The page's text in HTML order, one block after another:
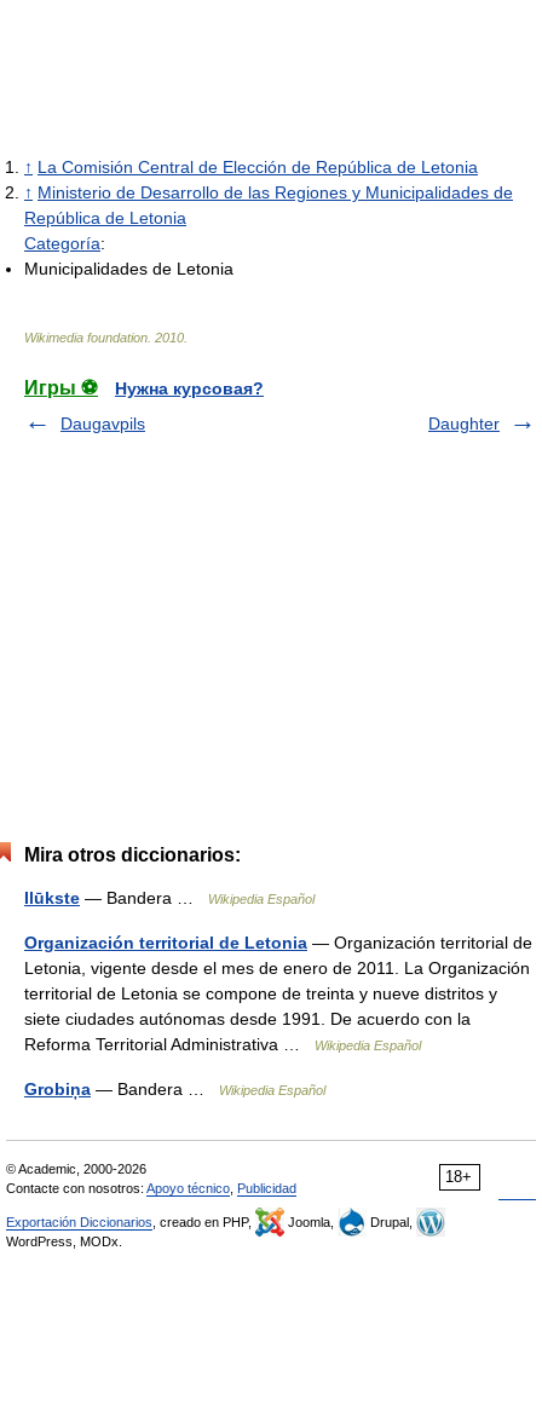
↑ La Comisión Central de Elección de República de Letonia
↑ Ministerio de Desarrollo de las Regiones y Municipalidades de
República de Letonia
Categoría:
Municipalidades de Letonia
Wikimedia foundation 2010
Игры ⚽
Нужна курсовая?
Daugavpils
Daughter
Mira otros diccionarios:
Ilūkste — Bandera … Wikipedia Español
Organización territorial de Letonia — Organización territorial de
Letonia, vigente desde el mes de enero de 2011. La Organización
territorial de Letonia se compone de treinta y nueve distritos y
siete ciudades autónomas desde 1991. De acuerdo con la
Reforma Territorial Administrativa …
Wikipedia Español
Grobiņa — Bandera … Wikipedia Español
18+
© Academic, 2000-2026
Contacte con nosotros: Apoyo técnico Publicidad
Exportación Diccionarios , creado en PHP, Joomla,
Drupal,
WordPress, MODx.